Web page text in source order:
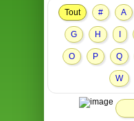
Tout # A
G H
O P Q
W